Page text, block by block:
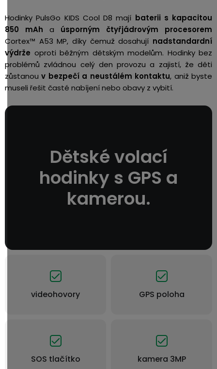
Hodinky PulsGo KIDS Cool D8 mají baterii s kapacitou
850 mAh a úsporným čtyřjádrovým procesorem
Cortex™ A53 MP, díky čemuž dosahují nadstandardní
výdrže oproti běžným dětským modelům. Hodinky bez
problémů zvládnou celý den provozu a zajistí, že děti
zůstanouv bezpečí a neustálém kontaktu, aniž byste
museli řešit časté nabíjení nebo obavy z vybití.
Dětské volací
hodinky s GPS a
kamerou.
videohovory GPS poloha
SOS tlačítko kamera 3MP